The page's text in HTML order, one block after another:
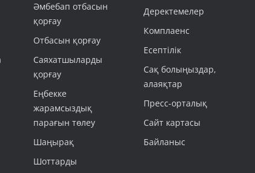
Әмбебап отбасын
қорғау
Отбасын қорғау
Саяхатшыларды
қорғау
Еңбекке
жарамсыздық
парағын төлеу
Шаңырақ
Шоттарды
Деректемелер
Комплаенс
Есептілік
Сақ болыңыздар,
алаяқтар
Пресс-орталық
Сайт картасы
Байланыс